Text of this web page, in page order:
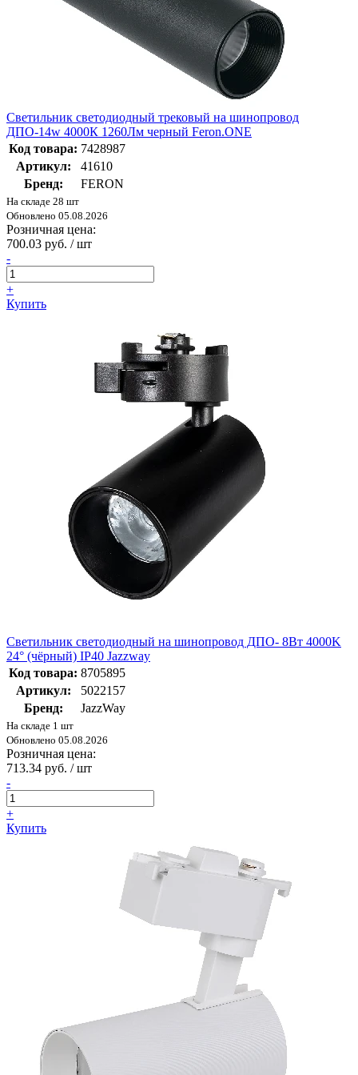
Светильник светодиодный трековый на шинопровод
ДПО-14w 4000К 1260Лм черный Feron.ONE
Код товара: 7428987
Артикул:
41610
Бренд:
FERON
На складе 28 шт
Обновлено 05.08.2026
Розничная цена:
700.03 руб. / шт
-
+
Купить
Светильник светодиодный на шинопровод ДПО- 8Вт 4000K
24° (чёрный) IP40 Jazzway
Код товара: 8705895
Артикул:
5022157
Бренд:
JazzWay
На складе 1 шт
Обновлено 05.08.2026
Розничная цена:
713.34 руб. / шт
-
+
Купить